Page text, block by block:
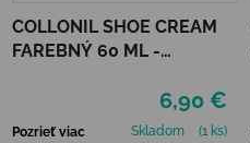
COLLONIL SHOE CREAM
FAREBNÝ 60 ML -
6,90 €
Pozrieť viac Skladom (1 ks)